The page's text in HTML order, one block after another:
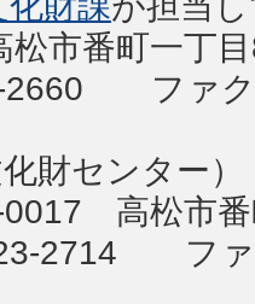
市番町一丁
2660 ファク
財センター）
高松市番
2714 フ